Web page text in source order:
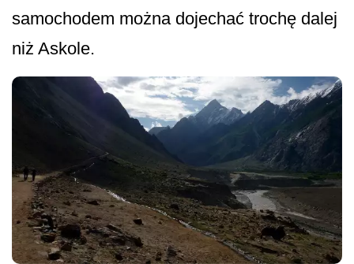
samochodem można dojechać trochę dalej
niż Askole.